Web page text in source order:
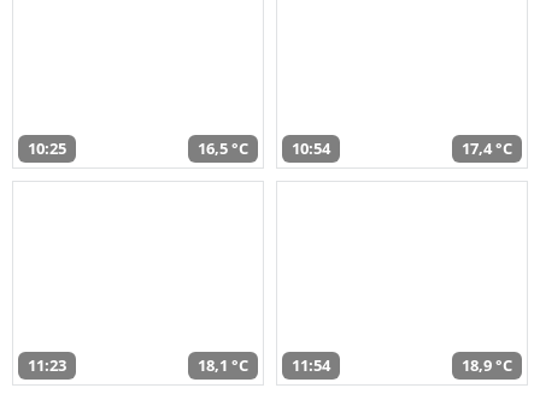
10:25 16,5 °C 10:54 17,4 °C
11:23 18,1 °C 11:54 18,9 °C